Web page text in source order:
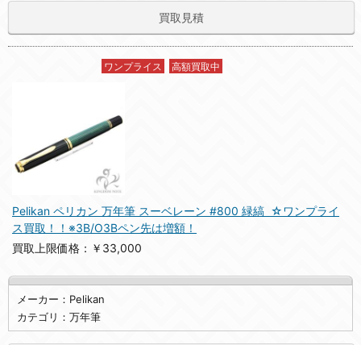
買取見積
ワンプライス 高額買取中
Pelikan ペリカン 万年筆 スーベレーン #800 緑縞 ☆ワンプライ
ス買取！！※3B/O3Bペン先は増額！
買取上限価格：￥33,000
メーカー：Pelikan
カテゴリ：万年筆